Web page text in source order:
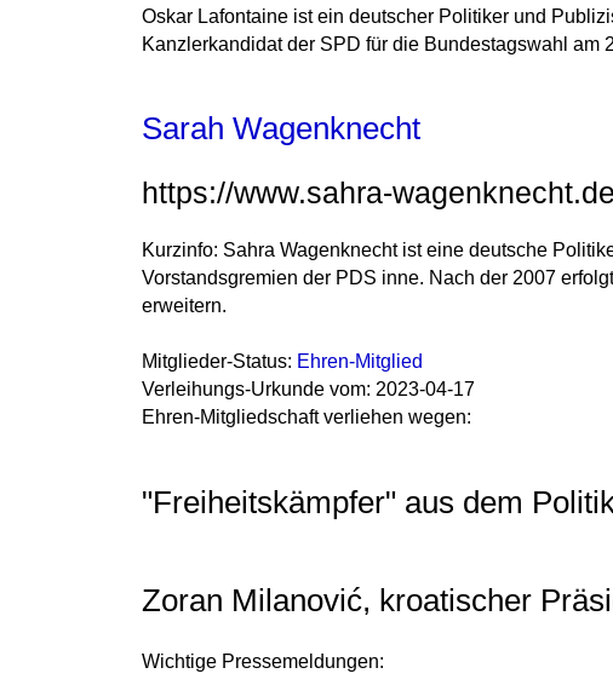
Oskar Lafontaine ist ein deutscher Politiker und
Kanzlerkandidat der SPD für die Bundestagswahl am
Sarah Wagenknecht
https://www.sahra-
Kurzinfo: Sahra Wagenknecht ist eine deutsche
Vorstandsgremien der PDS inne. Nach der 2007
erweitern.
Mitglieder-Status: Ehren-Mitglied
Verleihungs-Urkunde vom: 2023-04-17
Ehren-Mitgliedschaft verliehen wegen:
"Freiheitskämpfer" aus dem
Zoran Milanović, kroatischer
Wichtige Pressemeldungen: